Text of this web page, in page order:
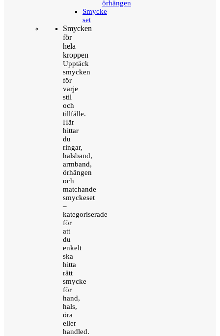
örhängen
Smycke
set
Smycken
för
hela
kroppen
Upptäck
smycken
för
varje
stil
och
tillfälle.
Här
hittar
du
ringar,
halsband,
armband,
örhängen
och
matchande
smyckeset
–
kategoriserade
för
att
du
enkelt
ska
hitta
rätt
smycke
för
hand,
hals,
öra
eller
handled.